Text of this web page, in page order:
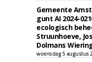
Gemeente
gunt AI 2024-
ecologisch
Struunhoeve,
Dolmans
woensdag 5 augustus